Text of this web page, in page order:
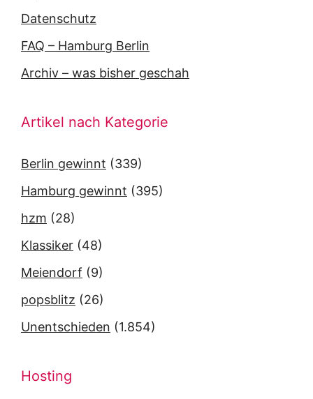
Datenschutz
FAQ – Hamburg Berlin
Archiv – was bisher geschah
Artikel nach Kategorie
Berlin gewinnt (339)
Hamburg gewinnt (395)
hzm (28)
Klassiker (48)
Meiendorf (9)
popsblitz (26)
Unentschieden (1.854)
Hosting